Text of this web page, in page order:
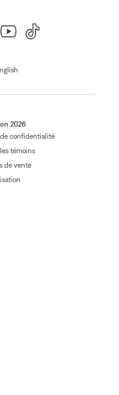
2026
confidentialité
témoins
de vente